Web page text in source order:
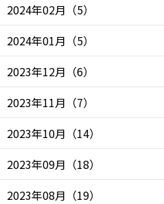
2024年02月 （5）
2024年01月 （5）
2023年12月 （6）
2023年11月 （7）
2023年10月 （14）
2023年09月 （18）
2023年08月 （19）